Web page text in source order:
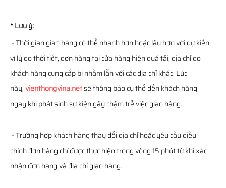
* Lưu ý:
- Thời gian giao hàng có thể nhanh hơn hoặc lâu hơn với dự kiến
vì lý do thời tiết, đơn hàng tại cửa hàng hiện quá tải, địa chỉ do
khách hàng cung cấp bị nhầm lẫn với các địa chỉ khác. Lúc
này,vienthongvina.netsẽ thông báo cụ thể đến khách hàng
ngay khi phát sinh sự kiện gây chậm trễ việc giao hàng.
- Trường hợp khách hàng thay đổi địa chỉ hoặc yêu cầu điều
chỉnh đơn hàng chỉ được thực hiện trong vòng 15 phút từ khi xác
nhận đơn hàng và địa chỉ giao hàng.